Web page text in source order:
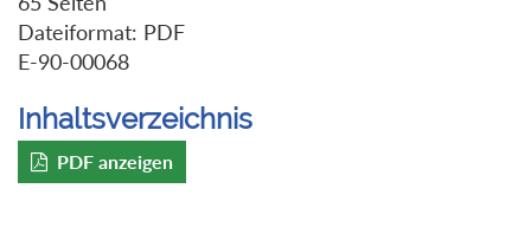
Dateiformat: PDF
E-90-00068
Inhaltsverzeichnis
PDF anzeigen